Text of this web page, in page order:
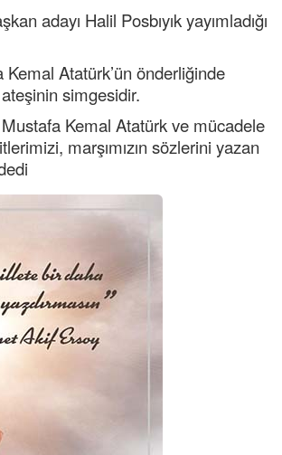
adayı Halil Posbıyık yayımladığı
Kemal Atatürk’ün önderliğinde
simgesidir.
Mustafa Kemal Atatürk ve mücadele
marşımızın sözlerini yazan
Semih ÇOLAK
SEÇMEN NE DEDİ?
Op. Dr. Erol GÜNEN
Şenol AZMAN